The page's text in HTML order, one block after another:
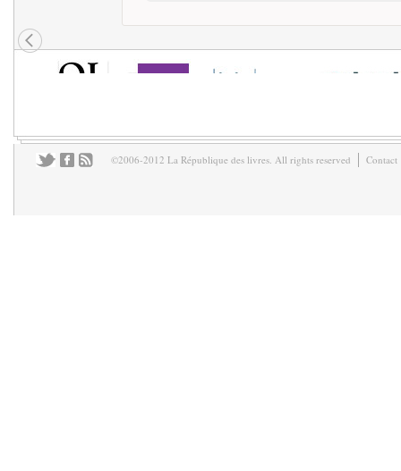
©2006-2012 La République des livres. All rights reserved Contact